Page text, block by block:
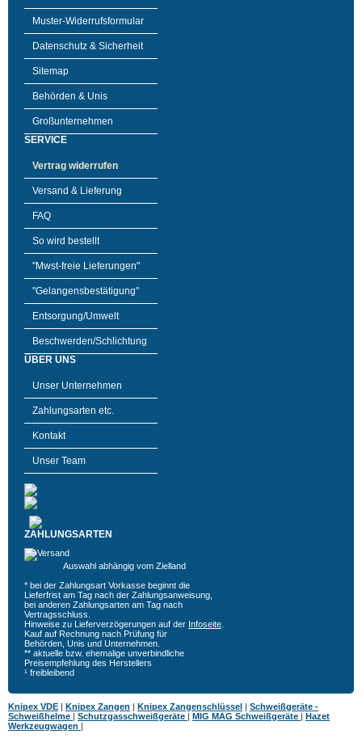
Muster-Widerrufsformular
Datenschutz & Sicherheit
Sitemap
Behörden & Unis
Großunternehmen
SERVICE
Vertrag widerrufen
Versand & Lieferung
FAQ
So wird bestellt
"Mwst-freie Lieferungen"
"Gelangensbestätigung"
Entsorgung/Umwelt
Beschwerden/Schlichtung
ÜBER UNS
Unser Unternehmen
Zahlungsarten etc.
Kontakt
Unser Team
ZAHLUNGSARTEN
Auswahl abhängig vom Zielland
* bei der Zahlungsart Vorkasse beginnt die
Lieferfrist am Tag nach der Zahlungsanweisung,
bei anderen Zahlungsarten am Tag nach
Vertragsschluss.
Hinweise zu Lieferverzögerungen auf der Infoseite
Kauf auf Rechnung nach Prüfung für
Behörden, Unis und Unternehmen.
** aktuelle bzw. ehemalige unverbindliche
Preisempfehlung des Herstellers
¹ freibleibend
Knipex VDE | Knipex Zangen | Knipex Zangenschlüssel | Schweißgeräte -
Schweißhelme | Schutzgasschweißgeräte | MIG MAG Schweißgeräte | Hazet
Werkzeugwagen |